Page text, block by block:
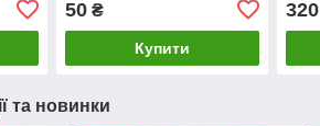
50₴
Купити
320
та новинки